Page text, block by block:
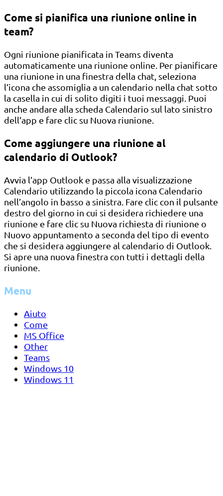
Come si pianifica una riunione online in
team?
Ogni riunione pianificata in Teams diventa
automaticamente una riunione online. Per pianificare
una riunione in una finestra della chat, seleziona
l’icona che assomiglia a un calendario nella chat sotto
la casella in cui di solito digiti i tuoi messaggi. Puoi
anche andare alla scheda Calendario sul lato sinistro
dell’app e fare clic su Nuova riunione.
Come aggiungere una riunione al
calendario di Outlook?
Avvia l’app Outlook e passa alla visualizzazione
Calendario utilizzando la piccola icona Calendario
nell’angolo in basso a sinistra. Fare clic con il pulsante
destro del giorno in cui si desidera richiedere una
riunione e fare clic su Nuova richiesta di riunione o
Nuovo appuntamento a seconda del tipo di evento
che si desidera aggiungere al calendario di Outlook.
Si apre una nuova finestra con tutti i dettagli della
riunione.
Menu
Aiuto
Come
MS Office
Other
Teams
Windows 10
Windows 11